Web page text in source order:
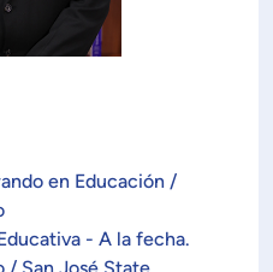
en Educación /
- A la fecha.